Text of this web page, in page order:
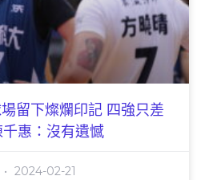
留下燦爛印記 四強只差
惠：沒有遺憾
2024-02-21